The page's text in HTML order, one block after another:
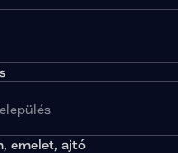
emelet, ajtó